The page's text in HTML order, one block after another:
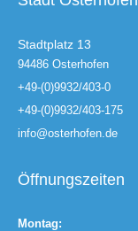
Stadtplatz 13
94486 Osterhofen
+49-(0)9932/403-0
+49-(0)9932/403-175
info@osterhofen.de
Öffnungszeiten
Montag: